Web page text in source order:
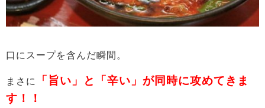
口にスープを含んだ瞬間。
まさに
「旨い」と「辛い」が同時に攻めてきま
す！！